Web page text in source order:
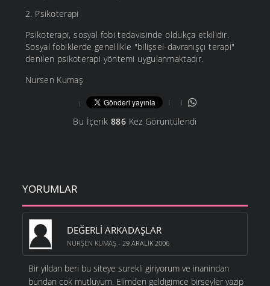
2. Psikoterapi
Psikoterapi, sosyal fobi tedavisinde oldukça etkilidir.
Sosyal fobiklerde genellikle "bilişsel-davranışçı terapi"
denilen psikoterapi yöntemi uygulanmaktadır.
Nursen Kumaş
Bu İçerik 886Kez Görüntülendi
YORUMLAR
DEĞERLI ARKADAŞLAR
NURŞEN KUMAŞ - 29 ARALIK 2006
Bir yildan beri bu siteye surekli giriyorum ve inanindan
bundan cok mutluyum. Elimden geldigimce birseyler yazip